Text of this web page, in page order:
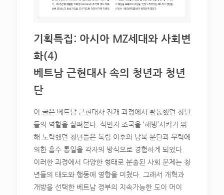
기획특집: 아시아 MZ세대와 사회변
화(4)
베트남 근현대사 속의 청년과 청년
단
이 글은 베트남 근현대사 전개 과정에서 활동했던 청년
들의 역할을 살펴본다. 식민지 조국을 ‘해방’시키기 위
해 노력했던 청년들은 독립 이후의 남북 분단과 무력에
의한 흡수 통일을 각자의 방식으로 경험하게 되었다.
이러한 과정에서 다양한 형태로 분출된 사회 문제는 청
년들의 태도와 행동에 영향을 미쳤다. 그래서 개혁과
개방을 선택한 베트남 정부의 지속가능한 도이 머이